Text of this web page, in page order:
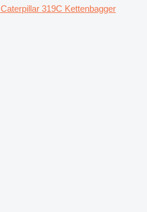
Caterpillar 319C Kettenbagger